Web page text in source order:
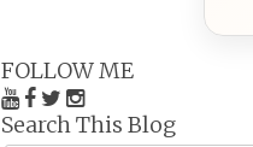
FOLLOW ME
Search This Blog